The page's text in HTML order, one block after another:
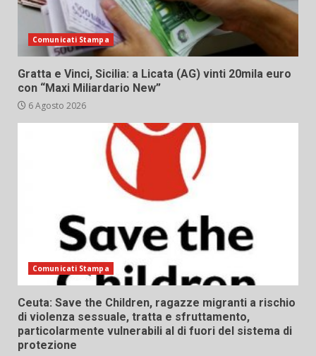
Comunicati Stampa
Gratta e Vinci, Sicilia: a Licata (AG) vinti 20mila euro
con “Maxi Miliardario New”
6 Agosto 2026
Comunicati Stampa
Ceuta: Save the Children, ragazze migranti a rischio
di violenza sessuale, tratta e sfruttamento,
particolarmente vulnerabili al di fuori del sistema di
protezione